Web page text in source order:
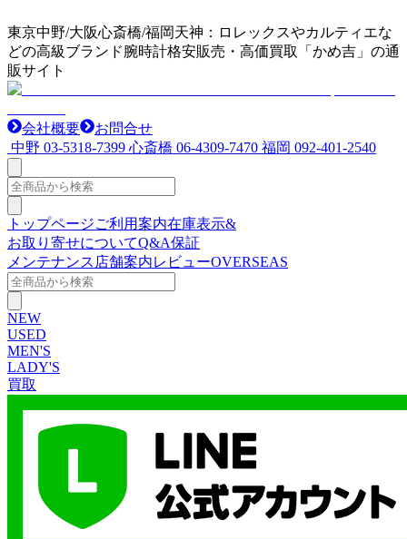
東京中野/大阪心斎橋/福岡天神：ロレックスやカルティエな
どの高級ブランド腕時計格安販売・高価買取「かめ吉」の通
販サイト
会社概要
お問合せ
中野 03-5318-7399 心斎橋 06-4309-7470 福岡 092-401-2540
トップページご利用案内在庫表示&
お取り寄せについてQ&A保証
メンテナンス 店舗案内レビューOVERSEAS
NEW
USED
MEN'S
LADY'S
買取